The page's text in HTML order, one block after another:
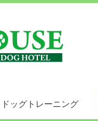
ドッグトレーニング